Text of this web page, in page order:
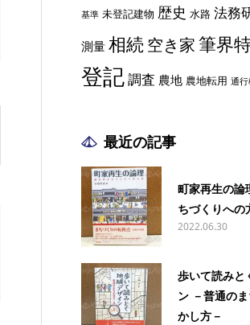
基準 未登記建物 歴史 水路 法務
測量 相続 空き家筆界
登記調査 農地 農地転用 通
最近の記事
町家再生の論
ちづくりへの
2022.06.30
歩いて読みと
ン －普通の
かし方－